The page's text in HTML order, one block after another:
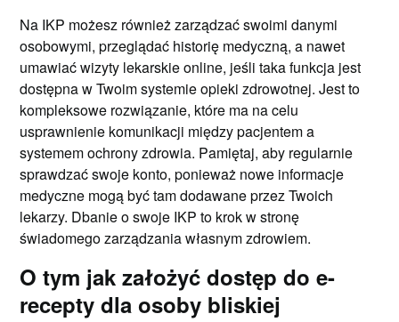
Na IKP możesz również zarządzać swoimi danymi
osobowymi, przeglądać historię medyczną, a nawet
umawiać wizyty lekarskie online, jeśli taka funkcja jest
dostępna w Twoim systemie opieki zdrowotnej. Jest to
kompleksowe rozwiązanie, które ma na celu
usprawnienie komunikacji między pacjentem a
systemem ochrony zdrowia. Pamiętaj, aby regularnie
sprawdzać swoje konto, ponieważ nowe informacje
medyczne mogą być tam dodawane przez Twoich
lekarzy. Dbanie o swoje IKP to krok w stronę
świadomego zarządzania własnym zdrowiem.
O tym jak założyć dostęp do e-
recepty dla osoby bliskiej